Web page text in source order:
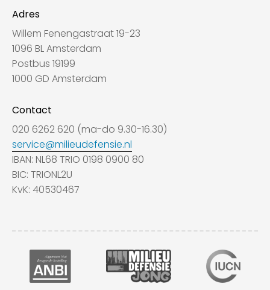
Adres
Willem Fenengastraat 19-23
1096 BL Amsterdam
Postbus 19199
1000 GD Amsterdam
Contact
020 6262 620 (ma-do 9.30-16.30)
service@milieudefensie.nl
IBAN: NL68 TRIO 0198 0900 80
BIC: TRIONL2U
KvK: 40530467